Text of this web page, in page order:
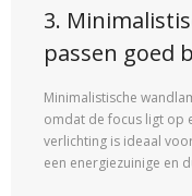
3.
passen goed
Minimalistische
omdat de focus ligt op
verlichting is ideaal
een energiezuinige en